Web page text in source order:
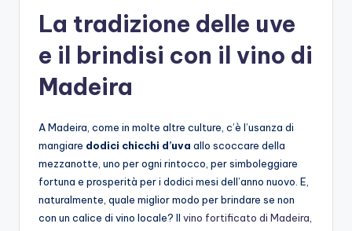
La tradizione delle uve
e il brindisi con il vino di
Madeira
A Madeira, come in molte altre culture, c’è l’usanza di
mangiare dodici chicchi d’uva allo scoccare della
mezzanotte, uno per ogni rintocco, per simboleggiare
fortuna e prosperità per i dodici mesi dell’anno nuovo. E,
naturalmente, quale miglior modo per brindare se non
con un calice di vino locale? Il vino fortificato di Madeira,